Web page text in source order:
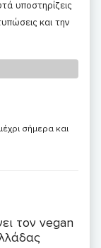
υποστηρίζεις
και την
σήμερα και
τον vegan